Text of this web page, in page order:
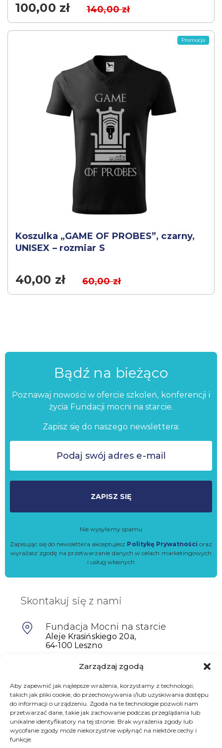
Zarządzaj zgodą
Aby zapewnić jak najlepsze wrażenia, korzystamy z technologii,
takich jak pliki cookie, do przechowywania i/lub uzyskiwania dostępu
do informacji o urządzeniu. Zgoda na te technologie pozwoli nam
przetwarzać dane, takie jak zachowanie podczas przeglądania lub
unikalne identyfikatory na tej stronie. Brak wyrażenia zgody lub
wycofanie zgody może niekorzystnie wpłynąć na niektóre cechy i
funkcje.
100,00 zł 140,00zł
Koszulka „GAME OF PROBES”, czarny,
UNISEX – rozmiar S
Promocja
40,00 zł 60,00zł
Bądź na bieżąco
Poznawaj nowości w ofercie szkoleń, konferencji i
życia Fundacji mocni na starcie.
Zapisz się do naszego newslettera:
ZAPISZ SIĘ
Nie wysyłamy spamu
Zapisując się do newslettera akceptujesz Politykę Prywatności oraz
wyrażasz zgodę na przetwarzanie danych w celach marketingowych
i usług własnych
Skontakuj się z nami
Fundacja Mocni na starcie
Aleje Krasińskiego 20a,
64-100 Leszno
601698402
biuro@mocninastarcie.pl